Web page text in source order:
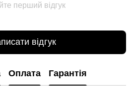
перший відгук
відгук
Оплата Гарантія